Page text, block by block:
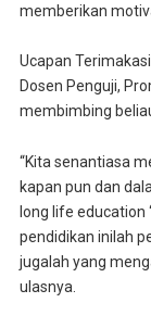
memberikan
Ucapan
Dosen Penguji,
membimbing
“Kita senantiasa
kapan pun dan
long life education
pendidikan inilah
jugalah yang
ulasnya.